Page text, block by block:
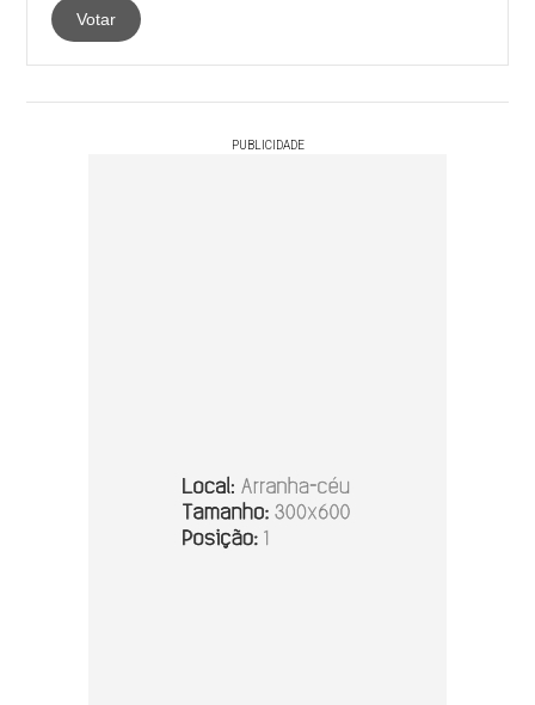
Votar
PUBLICIDADE